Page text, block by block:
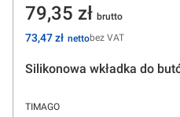
Silikonowa wkładka do
PRODUCENT
TIMAGO
Cena
79,35 zł
Cena
73,47 zł bez VAT